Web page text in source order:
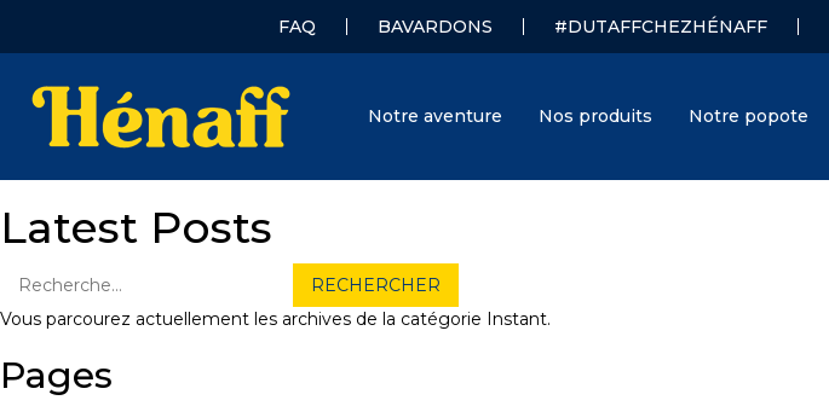
FAQ BAVARDONS #DUTAFFCHEZHÉNAFF
Notre aventure Nos produits Notre popote
Latest Posts
Vous parcourez actuellement les archives de la catégorie Instant.
Pages